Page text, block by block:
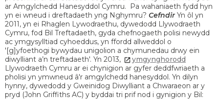
ar Amgylchedd Hanesyddol Cymru. Pa wahaniaeth fydd hyn
yn ei wneud i dreftadaeth yng Nghymru? CefndirYn ôl yn
2011, yn ei Rhaglen Lywodraethu, dywedodd Llywodraeth
Cymru, fod Bil Treftadaeth, gyda chefnogaeth polisi newydd
ac ymgysylltiad cyhoeddus, yn ffordd allweddol o
'[g]yfoethogi bywydau unigolion a chymunedau drwy ein
diwylliant a’n treftadaeth'. Yn 2013,
ymgynghorodd
Llywodraeth Cymru ar ei chynigion ar gyfer deddfwriaeth a
pholisi yn ymwneud â'r amgylchedd hanesyddol. Yn dilyn
hynny, dywedodd y Gweinidog Diwylliant a Chwaraeon ar y
pryd (John Griffiths AC) y byddai tri prif nod i gynigion y Bil: